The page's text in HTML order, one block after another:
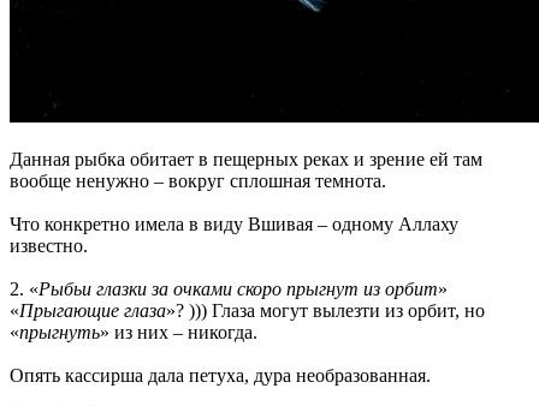
Данная рыбка обитает в пещерных реках и зрение ей там
вообще ненужно – вокруг сплошная темнота.
Что конкретно имела в виду Вшивая – одному Аллаху
известно.
2. «Рыбьи глазки за очками скоро прыгнут из орбит»
«Прыгающие глаза»? ))) Глаза могут вылезти из орбит, но
«прыгнуть» из них – никогда.
Опять кассирша дала петуха, дура необразованная.